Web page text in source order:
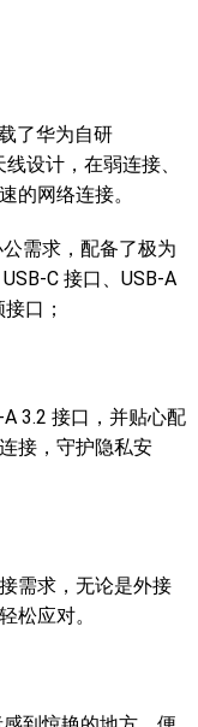
了华为自研
弱连接、
的网络连接。
需求，配备了极为
C 接口、USB-A
口；
3.2 接口，并贴心配
接，守护隐私安
需求，无论是外接
松应对。